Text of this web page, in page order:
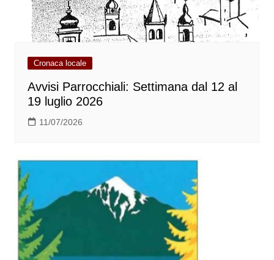
Cronaca locale
Avvisi Parrocchiali: Settimana dal 12 al
19 luglio 2026
11/07/2026